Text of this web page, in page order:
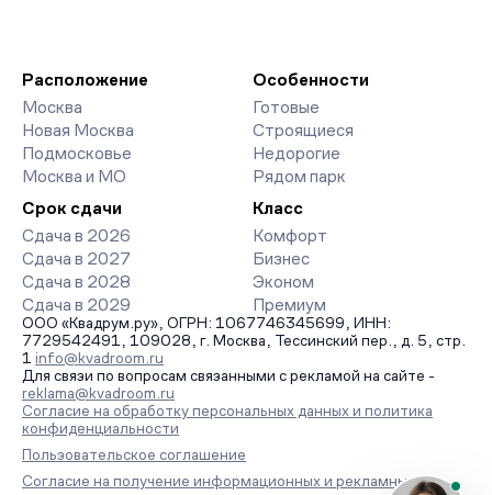
Расположение
Москва
Новая Москва
Подмосковье
Москва и МО
Особенности
Готовые
Строящиеся
Недорогие
Рядом парк
Срок сдачи
Сдача в 2026
Сдача в 2027
Сдача в 2028
Сдача в 2029
Класс
Комфорт
Бизнес
Эконом
Премиум
ООО «Квадрум.ру», ОГРН: 1067746345699, ИНН:
7729542491, 109028, г. Москва, Тессинский пер., д. 5, стр.
1 info@kvadroom.ru
Для связи по вопросам связанными с рекламой на сайте -
reklama@kvadroom.ru
Согласие на обработку персональных данных и политика
конфиденциальности
Пользовательское соглашение
Согласие на получение информационных и рекламных